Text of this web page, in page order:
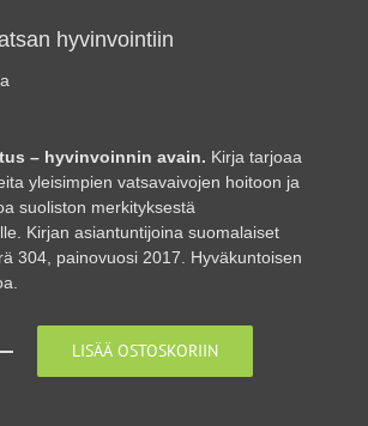
hyvinvointiin
– hyvinvoinnin avain. Kirja tarjoaa
yleisimpien vatsavaivojen hoitoon ja
suoliston merkityksestä
Kirjan asiantuntijoina suomalaiset
304, painovuosi 2017. Hyväkuntoisen
LISÄÄ OSTOSKORIIN